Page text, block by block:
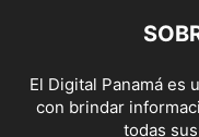
El Digital Panamá es
con brindar
todas